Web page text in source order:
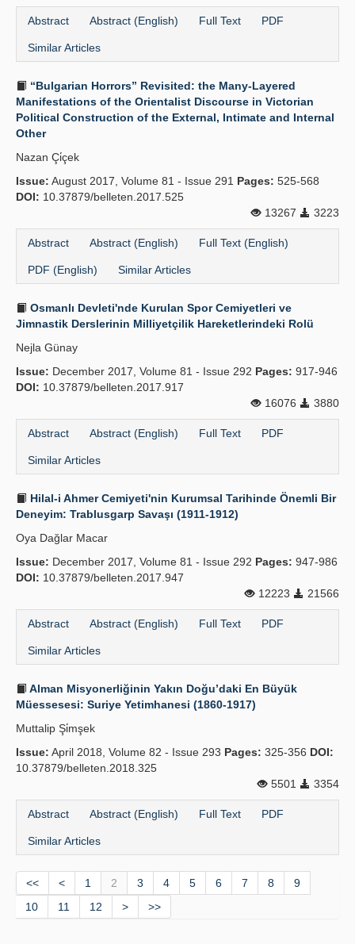
Abstract Abstract (English) Full Text PDF
Similar Articles
“Bulgarian Horrors” Revisited: the Many-Layered
Manifestations of the Orientalist Discourse in Victorian
Political Construction of the External, Intimate and Internal
Other
Nazan Çi̇çek
Issue: August 2017, Volume 81 - Issue 291 Pages: 525-568
DOI: 10.37879/belleten.2017.525
13267
3223
Abstract Abstract (English) Full Text (English)
PDF (English) Similar Articles
Osmanlı Devleti'nde Kurulan Spor Cemiyetleri ve
Jimnastik Derslerinin Milliyetçilik Hareketlerindeki Rolü
Nejla Günay
Issue: December 2017, Volume 81 - Issue 292 Pages: 917-946
DOI: 10.37879/belleten.2017.917
16076
3880
Abstract Abstract (English) Full Text PDF
Similar Articles
Hilal-i Ahmer Cemiyeti'nin Kurumsal Tarihinde Önemli Bir
Deneyim: Trablusgarp Savaşı (1911-1912)
Oya Dağlar Macar
Issue: December 2017, Volume 81 - Issue 292 Pages: 947-986
DOI: 10.37879/belleten.2017.947
12223
21566
Abstract Abstract (English) Full Text PDF
Similar Articles
Alman Misyonerliğinin Yakın Doğu’daki En Büyük
Müessesesi: Suriye Yetimhanesi (1860-1917)
Muttalip Şi̇mşek
Issue: April 2018, Volume 82 - Issue 293 Pages: 325-356 DOI:
10.37879/belleten.2018.325
5501
3354
Abstract Abstract (English) Full Text PDF
Similar Articles
<< < 1 2 3 4 5 6 7 8
9
10
11 12 > >>